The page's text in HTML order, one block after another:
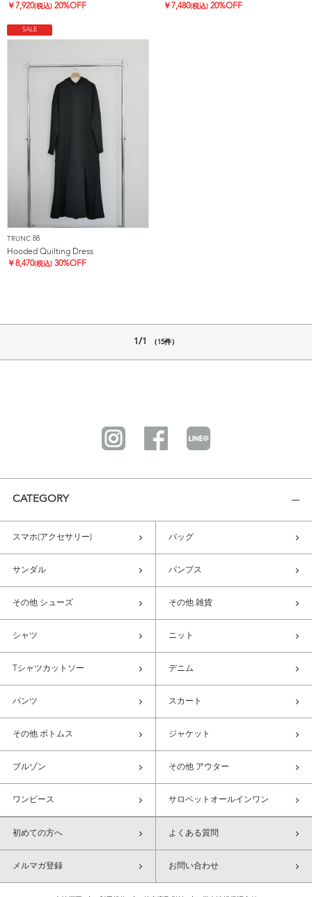
￥ 7,920(税込) 20%OFF
￥ 7,480(税込) 20%OFF
SALE
TRUNC 88
Hooded Quilting Dress
￥8,470(税込) 30%OFF
1/1 （15件）
CATEGORY
スマホ(アクセサリー) バッグ
サンダル パンプス
その他 シューズ その他 雑貨
シャツ ニット
Tシャツカットソー デニム
パンツ スカート
その他 ボトムス ジャケット
ブルゾン その他 アウター
ワンピース サロペットオールインワン
初めての方へ よくある質問
メルマガ登録 お問い合わせ